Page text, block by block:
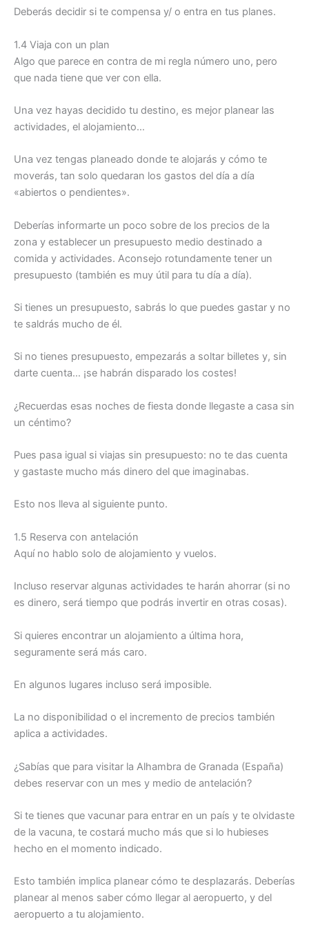
Deberás decidir si te compensa y/ o entra en tus planes.
1.4 Viaja con un plan
Algo que parece en contra de mi regla número uno, pero
que nada tiene que ver con ella.
Una vez hayas decidido tu destino, es mejor planear las
actividades, el alojamiento…
Una vez tengas planeado donde te alojarás y cómo te
moverás, tan solo quedaran los gastos del día a día
«abiertos o pendientes».
Deberías informarte un poco sobre de los precios de la
zona y establecer un presupuesto medio destinado a
comida y actividades. Aconsejo rotundamente tener un
presupuesto (también es muy útil para tu día a día).
Si tienes un presupuesto, sabrás lo que puedes gastar y no
te saldrás mucho de él.
Si no tienes presupuesto, empezarás a soltar billetes y, sin
darte cuenta… ¡se habrán disparado los costes!
¿Recuerdas esas noches de fiesta donde llegaste a casa sin
un céntimo?
Pues pasa igual si viajas sin presupuesto: no te das cuenta
y gastaste mucho más dinero del que imaginabas.
Esto nos lleva al siguiente punto.
1.5 Reserva con antelación
Aquí no hablo solo de alojamiento y vuelos.
Incluso reservar algunas actividades te harán ahorrar (si no
es dinero, será tiempo que podrás invertir en otras cosas).
Si quieres encontrar un alojamiento a última hora,
seguramente será más caro.
En algunos lugares incluso será imposible.
La no disponibilidad o el incremento de precios también
aplica a actividades.
¿Sabías que para visitar la Alhambra de Granada (España)
debes reservar con un mes y medio de antelación?
Si te tienes que vacunar para entrar en un país y te olvidaste
de la vacuna, te costará mucho más que si lo hubieses
hecho en el momento indicado.
Esto también implica planear cómo te desplazarás. Deberías
planear al menos saber cómo llegar al aeropuerto, y del
aeropuerto a tu alojamiento.